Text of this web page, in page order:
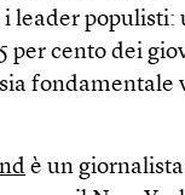
leader populisti:
per cento dei
fondamentale
è un